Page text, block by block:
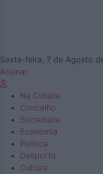
Sexta-feira, 7 de Agosto
Assinar
Na Cidade
Concelho
Sociedade
Economia
Política
Desporto
Cultura